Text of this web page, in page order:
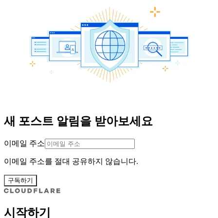
새 포스트 알림을 받아보세요
이메일 주소
이메일 주소를 절대 공유하지 않습니다.
구독하기
시작하기